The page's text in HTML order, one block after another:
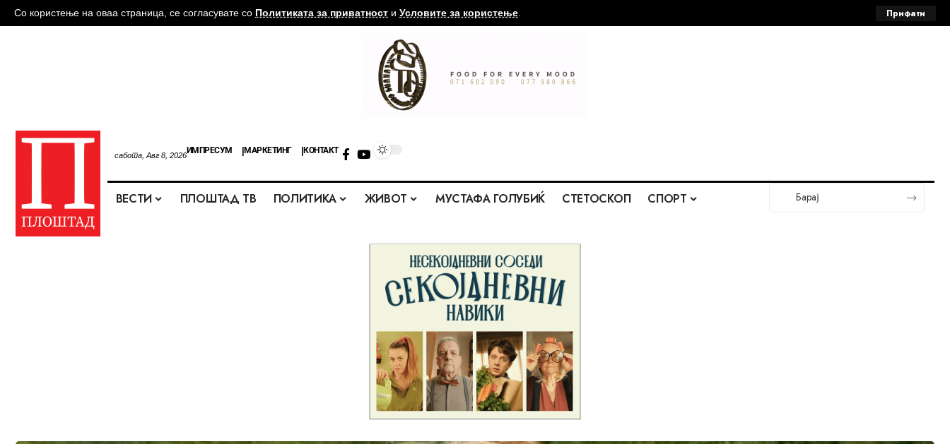
Со користење на оваа страница, се согласувате со Политиката за приватност и Условите за користење. Прифати
сабота, Авг 8, 2026ИМПРЕСУМ МАРКЕТИНГ КОНТАКТ
ВЕСТИ ПЛОШТАД ТВ ПОЛИТИКА ЖИВОТ МУСТАФА ГОЛУБИЌ СТЕТОСКОП СПОРТ